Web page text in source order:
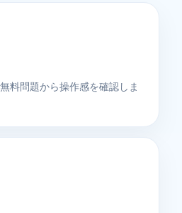
料問題から操作感を確認しま